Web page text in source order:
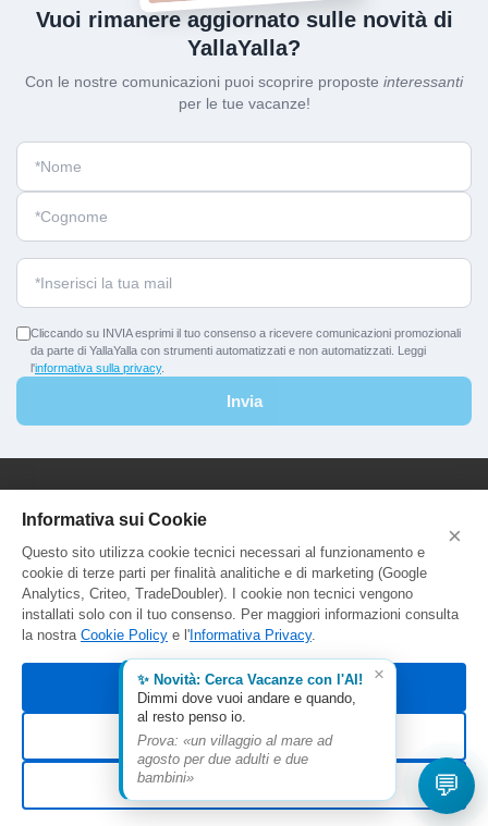
×
Informativa sui Cookie
Questo sito utilizza cookie tecnici necessari al funzionamento e
cookie di terze parti per finalità analitiche e di marketing (Google
Analytics, Criteo, TradeDoubler). I cookie non tecnici vengono
installati solo con il tuo consenso. Per maggiori informazioni consulta
la nostra Cookie Policy e l' Informativa Privacy.
Accetta tutti
Rifiuta non essenziali
💬
✨ Novità: Cerca Vacanze con l'AI!
Dimmi dove vuoi andare e quando,
al resto penso io.
Prova: «un villaggio al mare ad
agosto per due adulti e due
bambini»
×
Vuoi rimanere aggiornato sulle novità di
YallaYalla?
Con le nostre comunicazioni puoi scoprire proposte interessanti
per le tue vacanze!
Cliccando su INVIA esprimi il tuo consenso a ricevere comunicazioni promozionali
da parte di YallaYalla con strumenti automatizzati e non automatizzati. Leggi
l'informativa sulla privacy.
Invia
YallaYalla - DICA Srl
Sede Legale e Agenzia al Pubblico:
Viale Adriatico 127 - 00141 Roma
P.Iva e C.F. IT13366331000
Aut. Reg. Lazio Prot. GR744549
© 2026 YallaYalla. Tutti i diritti riservati.
Privacy Gestisci preferenze cookie